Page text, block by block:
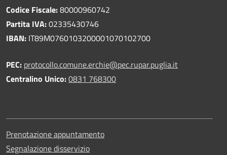
Codice Fiscale:80000960742
Partita IVA:02335430746
IBAN: IT89M0760103200001070102700
PEC: protocollo.comune.erchie@pec.rupar.puglia.it
Centralino Unico:0831 768300
Prenotazione appuntamento
Segnalazione disservizio